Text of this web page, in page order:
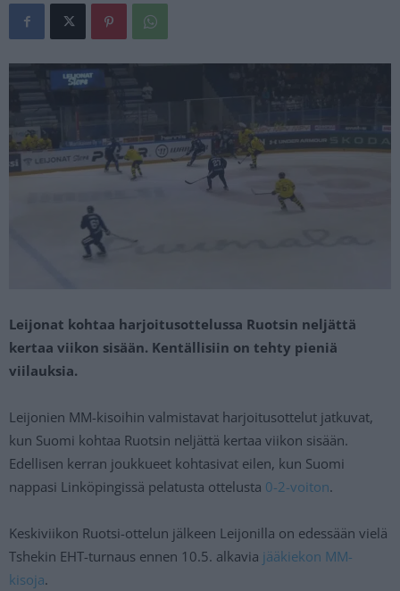
Leijonat kohtaa harjoitusottelussa Ruotsin neljättä
kertaa viikon sisään. Kentällisiin on tehty pieniä
viilauksia.
Leijonien MM-kisoihin valmistavat harjoitusottelut jatkuvat,
kun Suomi kohtaa Ruotsin neljättä kertaa viikon sisään.
Edellisen kerran joukkueet kohtasivat eilen, kun Suomi
nappasi Linköpingissä pelatusta ottelusta 0-2-voiton.
Keskiviikon Ruotsi-ottelun jälkeen Leijonilla on edessään vielä
Tshekin EHT-turnaus ennen 10.5. alkavia jääkiekon MM-
kisoja.